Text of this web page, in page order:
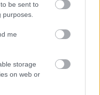
be sent to
me
storage
on web or
fel a lengyel ezüstérmes
2026.08.05.